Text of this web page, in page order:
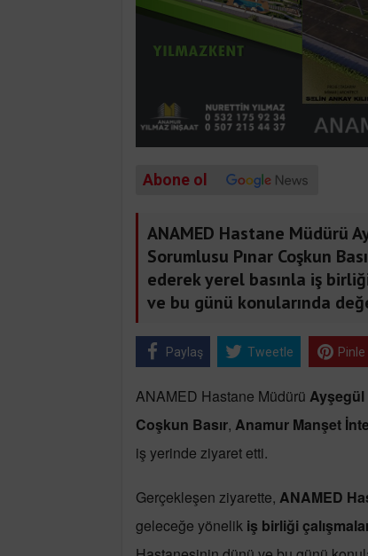
Abone ol
ANAMED Hastane Müdürü
Sorumlusu Pınar Coşkun
ederek yerel basınla iş
ve bu günü konularında
Paylaş Tweetle Pinle
ANAMED Hastane Müdürü Ayşegül
Coşkun Basır, Anamur Manşet
iş yerinde ziyaret etti.
Gerçekleşen ziyarette, ANAMED
geleceğe yönelik iş birliği